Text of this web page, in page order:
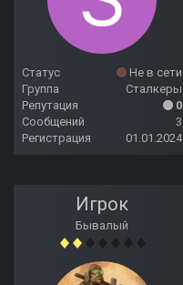
Статус
Не в сети
Группа
Сталкеры
Репутация
0
Сообщений
3
Регистрация
01.01.2024
Игрок
Бывалый